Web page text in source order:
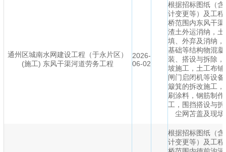
通州区城南水网建设工程（于永片区）
(施工) 东风干渠河道劳务工程
2026-
06-02
根据招标图纸（
计变更等）及工
桥范围内东风干
渣土外运消纳，
填、外弃及消纳
基础等结构物混
装、搭设与拆除
坡施工，土工布
闸门启闭机等设
簸箕的拆改施工
刷涂料，钢筋制
工，围挡搭设与
尘网苫盖及现
根据招标图纸（
计变更等）及工